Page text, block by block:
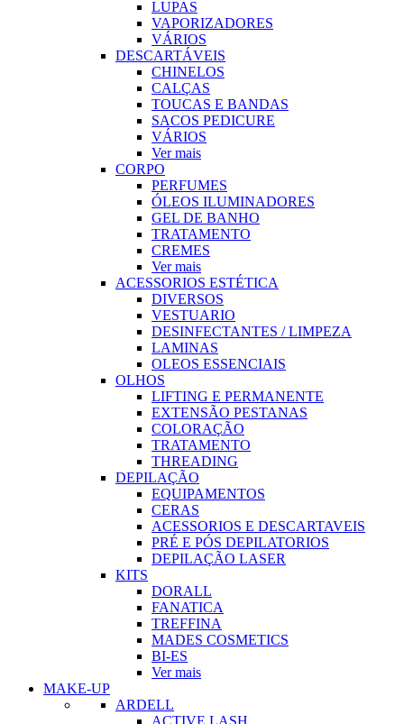
LUPAS
VAPORIZADORES
VÁRIOS
DESCARTÁVEIS
CHINELOS
CALÇAS
TOUCAS E BANDAS
SACOS PEDICURE
VÁRIOS
Ver mais
CORPO
PERFUMES
ÓLEOS ILUMINADORES
GEL DE BANHO
TRATAMENTO
CREMES
Ver mais
ACESSORIOS ESTÉTICA
DIVERSOS
VESTUARIO
DESINFECTANTES / LIMPEZA
LAMINAS
OLEOS ESSENCIAIS
OLHOS
LIFTING E PERMANENTE
EXTENSÃO PESTANAS
COLORAÇÃO
TRATAMENTO
THREADING
DEPILAÇÃO
EQUIPAMENTOS
CERAS
ACESSORIOS E DESCARTAVEIS
PRÉ E PÓS DEPILATORIOS
DEPILAÇÃO LASER
KITS
DORALL
FANATICA
TREFFINA
MADES COSMETICS
BI-ES
Ver mais
MAKE-UP
ARDELL
ACTIVE LASH